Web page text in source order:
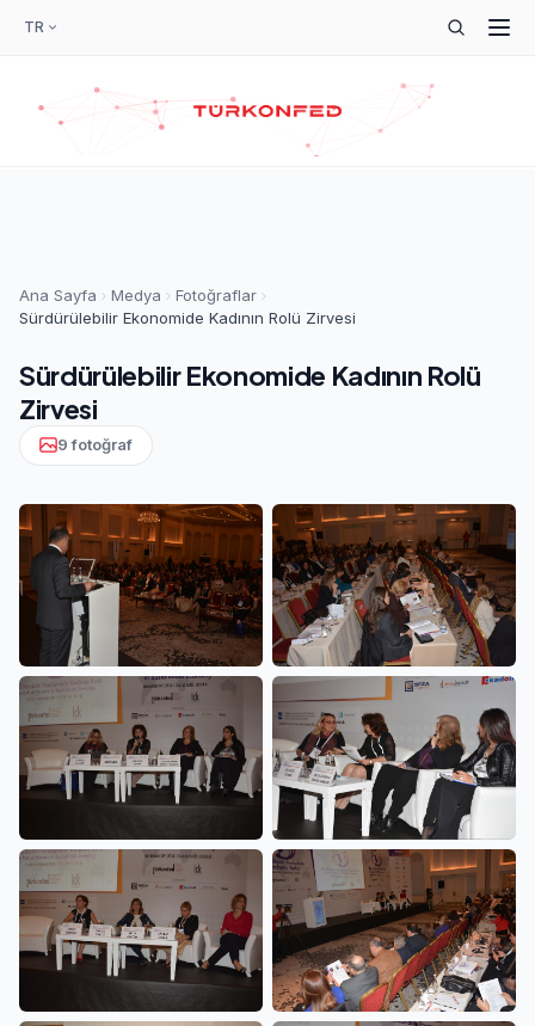
TR
Ana Sayfa Medya
Fotoğraflar
Sürdürülebilir Ekonomide Kadının Rolü Zirvesi
Sürdürülebilir Ekonomide Kadının Rolü
Zirvesi
9 fotoğraf